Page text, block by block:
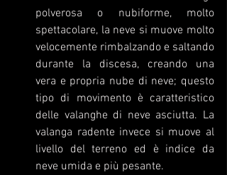
polverosa o nubiforme, molto
spettacolare, la neve si muove molto
velocemente rimbalzando e saltando
durante la discesa, creando una
vera e propria nube di neve; questo
tipo di movimento è caratteristico
delle valanghe di neve asciutta. La
valanga radente invece si muove al
livello del terreno ed è indice da
neve umida e più pesante.